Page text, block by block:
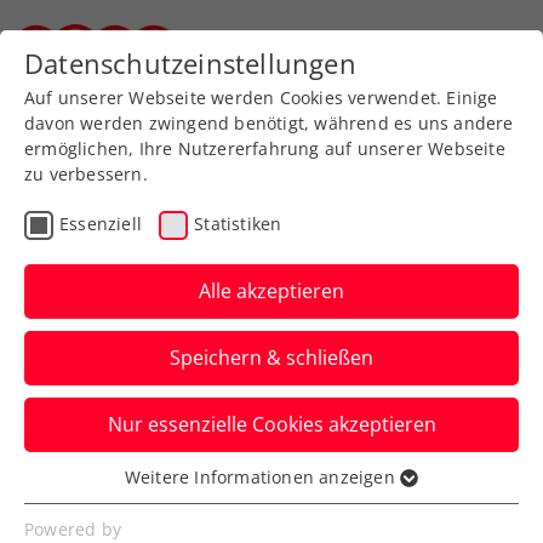
Zurück zur Newsübersicht
Turniere
1. Kids-Wintercup in
Bruck an der Mur
Am Sonntag, den 8. Dezember 2019,
findet um 9 Uhr der 1. Kids-Wintercup in
der Wintersaison 2019/20 in Bruck an der
Mur statt.
Verfasst von: Gerald Groicher, 03.12.2019
Datenschutzeinstellungen
Auf unserer Webseite werden Cookies verwendet. Einige
davon werden zwingend benötigt, während es uns andere
ermöglichen, Ihre Nutzererfahrung auf unserer Webseite
zu verbessern.
Essenziell Statistiken
Alle akzeptieren
Speichern & schließen
Nur essenzielle Cookies akzeptieren
Essenziell
Essenzielle Cookies werden für grundlegende
Weitere Informationen anzeigen
Powered by